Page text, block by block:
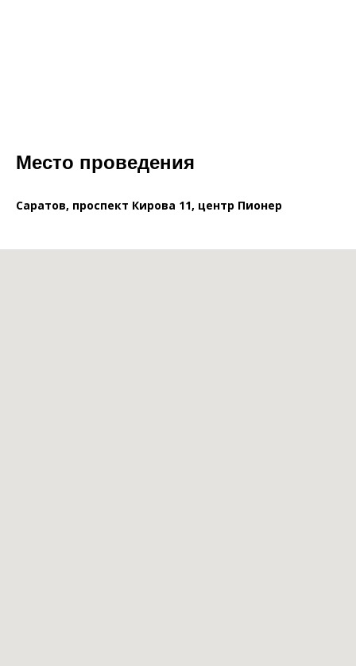
Место проведения
Саратов, проспект Кирова 11, центр Пионер